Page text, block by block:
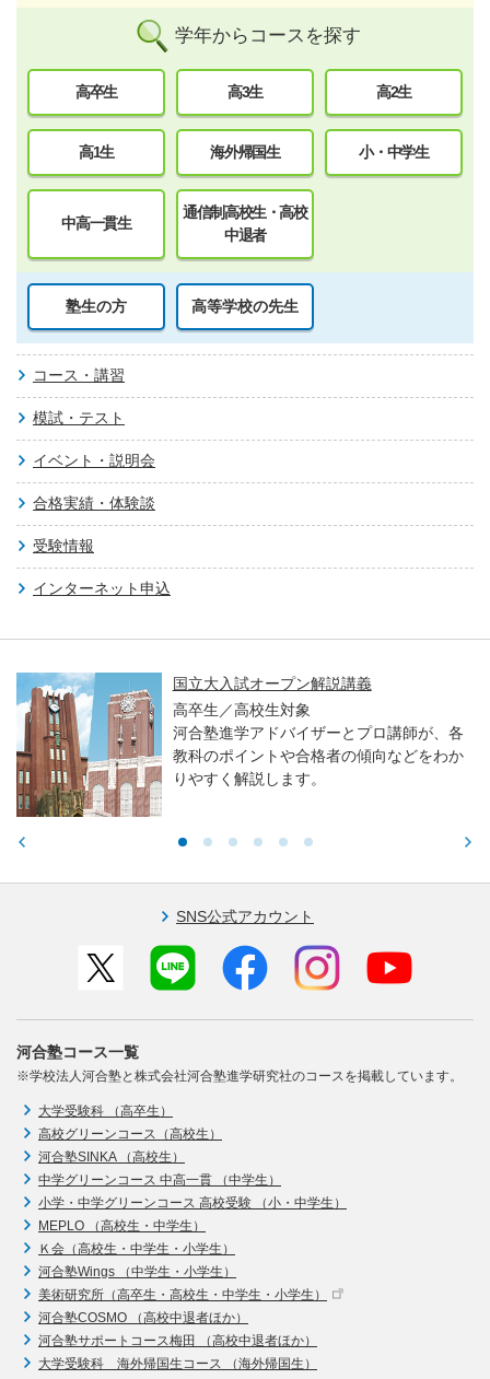
学年からコースを探す
高卒生 高3生 高2生
高1生 海外帰国生 小・中学生
中高一貫生
通信制高校生・高校
中退者
塾生の方 高等学校の先生
コース・講習
模試・テスト
イベント・説明会
合格実績・体験談
受験情報
インターネット申込
ン解説講義
象
イザーとプロ講師が、各
合格者の傾向などをわか
す。
高校生／中学
東大・京大・
SNS公式アカウント
河合塾コース一覧
※学校法人河合塾と株式会社河合塾進学研究社のコースを掲載しています。
大学受験科 （高卒生）
高校グリーンコース（高校生）
河合塾SINKA （高校生）
中学グリーンコース 中高一貫 （中学生）
小学・中学グリーンコース 高校受験 （小・中学生）
MEPLO （高校生・中学生）
Ｋ会（高校生・中学生・小学生）
河合塾Wings （中学生・小学生）
美術研究所（高卒生・高校生・中学生・小学生）
河合塾COSMO （高校中退者ほか）
河合塾サポートコース梅田 （高校中退者ほか）
大学受験科 海外帰国生コース （海外帰国生）